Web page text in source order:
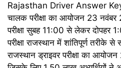
Rajasthan Driver Answer
चालक परीक्षा का आयोजन 23 नवंबर
परीक्षा सुबह 11:00 से लेकर दोपहर
परीक्षा राजस्थान में शांतिपूर्ण तरीके
राजस्थान ड्राइवर परीक्षा का